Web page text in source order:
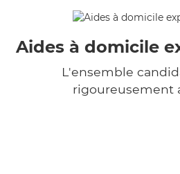
Aides à domicile
L'ensemble
rigoureusement